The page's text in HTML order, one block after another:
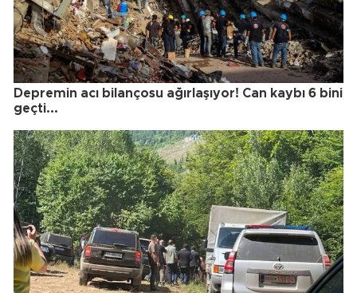
Depremin acı bilançosu ağırlaşıyor! Can kaybı 6 bini
geçti...